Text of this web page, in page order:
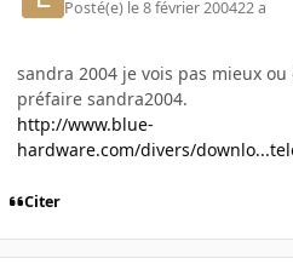
Posté(e) le 8 février 200422 a
sandra 2004 je vois pas mieux
préfaire sandra2004.
http://www.blue-
hardware.com/divers/
Citer